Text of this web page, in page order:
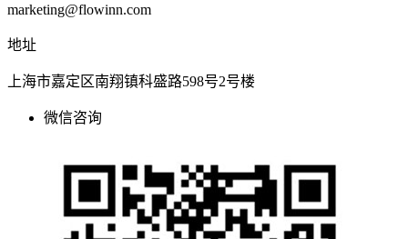
marketing@flowinn.com
地址
上海市嘉定区南翔镇科盛路598号2号楼
微信咨询